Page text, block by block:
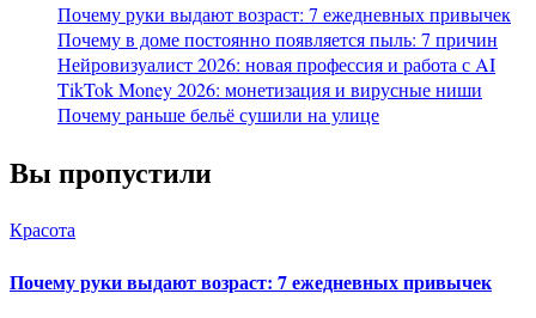
Почему руки выдают возраст: 7 ежедневных привычек
Почему в доме постоянно появляется пыль: 7 причин
Нейровизуалист 2026: новая профессия и работа с AI
TikTok Money 2026: монетизация и вирусные ниши
Почему раньше бельё сушили на улице
Вы пропустили
Красота
Почему руки выдают возраст: 7 ежедневных привычек